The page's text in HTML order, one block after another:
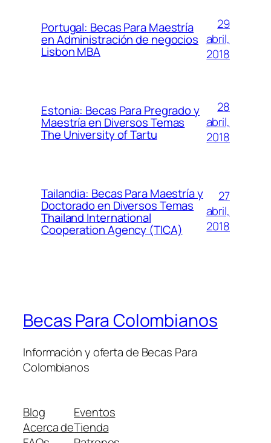
Portugal: Becas Para Maestría
en Administración de negocios
Lisbon MBA
29
abril,
2018
Estonia: Becas Para Pregrado y
Maestría en Diversos Temas
The University of Tartu
28
abril,
2018
Tailandia: Becas Para Maestría y
Doctorado en Diversos Temas
Thailand International
Cooperation Agency (TICA)
27
abril,
2018
Becas Para Colombianos
Información y oferta de Becas Para
Colombianos
Blog
Acerca de
Eventos
Tienda